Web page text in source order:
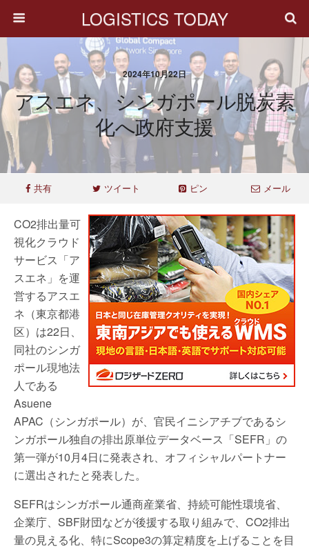
LOGISTICS TODAY
2024年10月22日
アスエネ、シンガポール脱炭素
化へ政府支援
共有 ツイート ピン メール
CO2排出量可
視化クラウド
サービス「ア
スエネ」を運
営するアスエ
ネ（東京都港
区）は22日、
同社のシンガ
ポール現地法
人である
Asuene
APAC（シンガポール）が、官民イニシアチブであるシ
ンガポール独自の排出原単位データベース「SEFR」の
第一弾が10月4日に発表され、オフィシャルパートナー
に選出されたと発表した。
SEFRはシンガポール通商産業省、持続可能性環境省、
企業庁、SBF財団などが後援する取り組みで、CO2排出
量の見える化、特にScope3の算定精度を上げることを目